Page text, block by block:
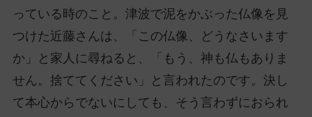
っている時のこと。津波で泥をかぶった仏像を見
つけた近藤さんは、「この仏像、どうなさいます
か」と家人に尋ねると、「もう、神も仏もありま
せん。捨ててください」と言われたのです。決し
て本心からでないにしても、そう言わずにおられ